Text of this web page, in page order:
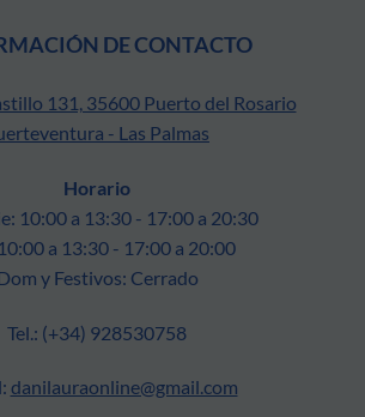
DE CONTACTO
131, 35600 Puerto del Rosario
- Las Palmas
Horario
10:00 a 13:30 - 17:00 a 20:30
a 13:30 - 17:00 a 20:00
y Festivos: Cerrado
Tel.: (+34) 928530758
danilauraonline@gmail.com